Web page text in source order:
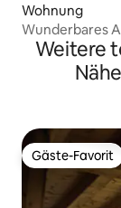
Wohnung
Wunderbares
Weitere
Gäste-Favorit
Gäste-Favorit